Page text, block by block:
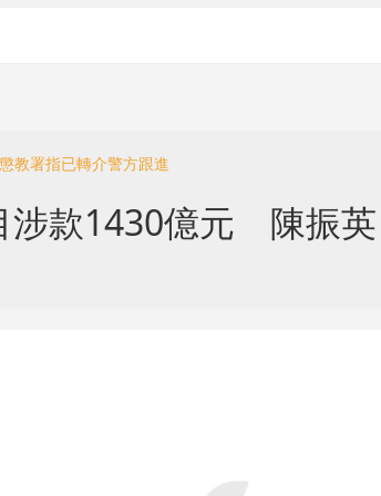
教署指已轉介警方跟進
涉款1430億元 陳振